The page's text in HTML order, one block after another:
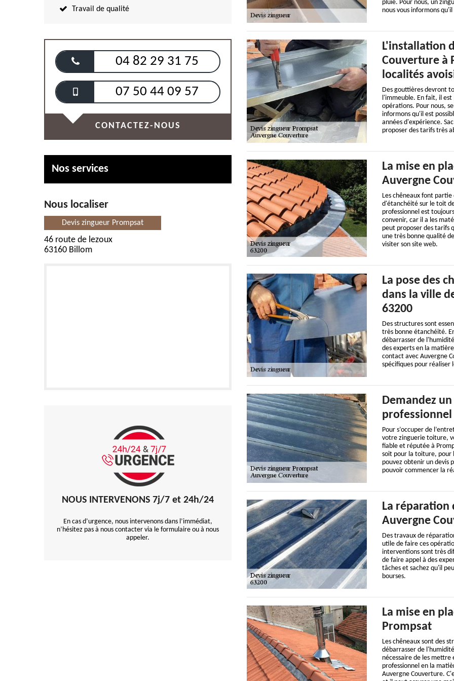
Travail de qualité
04 82 29 31 75
07 50 44 09 57
CONTACTEZ-NOUS
Nos services
Nous localiser
Devis zingueur Prompsat
46 route de lezoux
63160 Billom
NOUS INTERVENONS 7j/7 et 24h/24
En cas d’urgence, nous intervenons dans l’immédiat,
n’hésitez pas à nous contacter via le formulaire ou à nous
appeler.
pluie. Pour nous, un
nous vous informons
L'installation
Couverture à
localités
Des gouttières devront
l'immeuble. En fait, il est
opérations. Pour nous,
informons qu'il est
années d'expérience.
proposer des tarifs très
La mise en
Auvergne
Les chêneaux font
d'étanchéité sur le toit
professionnel est
convenir, car il a les
peut proposer des tarifs
une très bonne qualité
visiter son site web.
La pose des
dans la ville
63200
Des structures sont
très bonne étanchéité.
débarrasser de
des experts en la
contact avec Auvergne
spécifiques pour réaliser
Demandez
professionnel
Pour s’occuper de
votre zinguerie toiture,
fiable et réputée à
soit pour la toiture, pour
pouvez obtenir un devis
pouvoir commencer la
La réparation
Auvergne
Des travaux de
utile de faire ces
interventions sont très
de faire appel à des
tâches et sachez qu'il
bourses.
La mise en
Prompsat
Les chêneaux sont des
débarrasser de
nécessaire de les mettre
professionnel en la
Auvergne Couverture.